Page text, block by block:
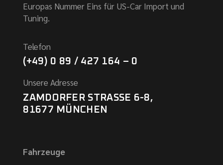
Europas Nummer Eins für US-Car Import und
Tuning.
Telefon
(+49) 0 89 / 427 164 – 0
Unsere Adresse
ZAMDORFER STRASSE 6-8,
81677 MÜNCHEN
Fahrzeuge